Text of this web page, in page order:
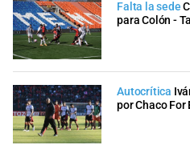
Falta la sede
para Colón -
Autocrítica
por Chaco For